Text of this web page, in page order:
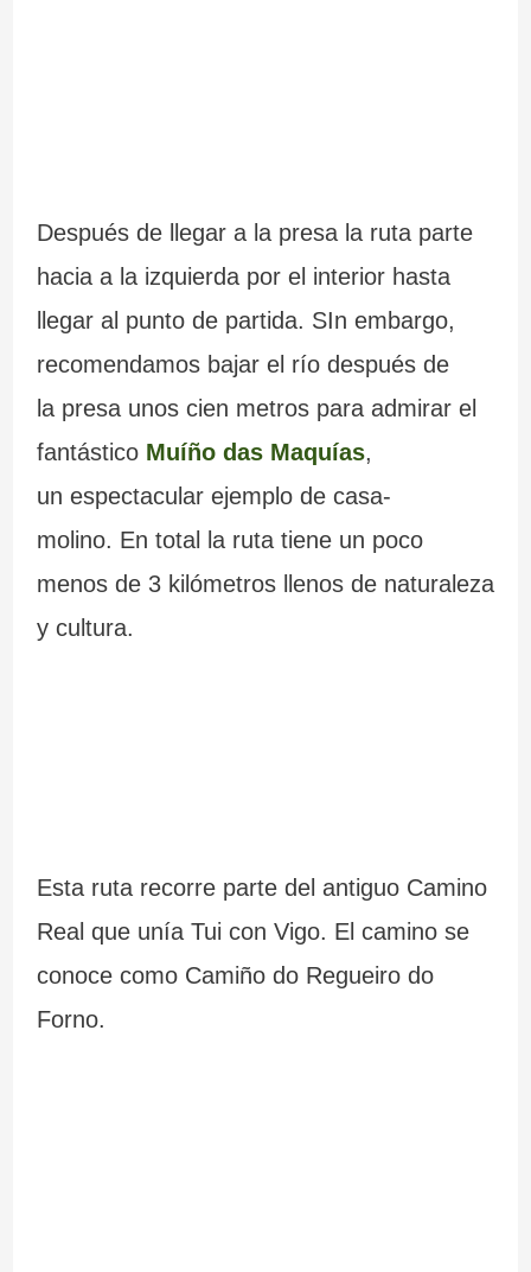
Después de llegar a la presa la ruta parte
hacia a la izquierda por el interior hasta
llegar al punto de partida. SIn embargo,
recomendamos bajar el río después de
la presa unos cien metros para admirar el
fantástico Muíño das Maquías,
un espectacular ejemplo de casa-
molino. En total la ruta tiene un poco
menos de 3 kilómetros llenos de naturaleza
y cultura.
Esta ruta recorre parte del antiguo Camino
Real que unía Tui con Vigo. El camino se
conoce como Camiño do Regueiro do
Forno.